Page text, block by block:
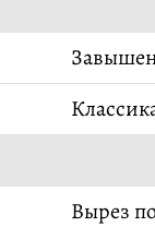
Вырез